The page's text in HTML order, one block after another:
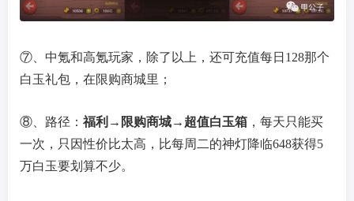
⑦、中氪和高氪玩家，除了以上，还可充值每日128那个
白玉礼包，在限购商城里；
⑧、路径： 福利→限购商城→超值白玉箱 ，每天只能买
一次，只因性价比太高，比每周二的神灯降临648获得5
万白玉要划算不少。